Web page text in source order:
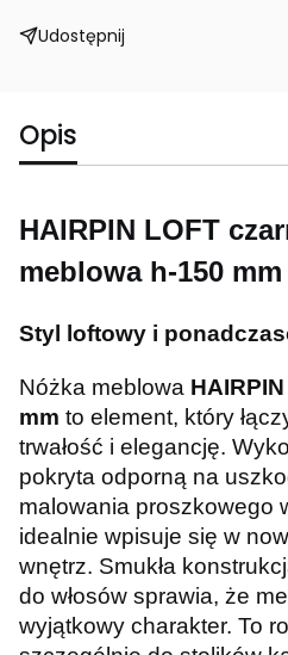
Udostępnij
Opis
HAIRPIN LOFT
meblowa h-150 mm
Styl loftowy i
Nóżka meblowa
mm to element, który
trwałość i elegancję.
pokryta odporną na
malowania proszkowego
idealnie wpisuje się w
wnętrz. Smukła
do włosów sprawia, że
wyjątkowy charakter. To